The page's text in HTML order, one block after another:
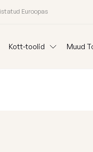
Euroopas
Kott-toolid Muud